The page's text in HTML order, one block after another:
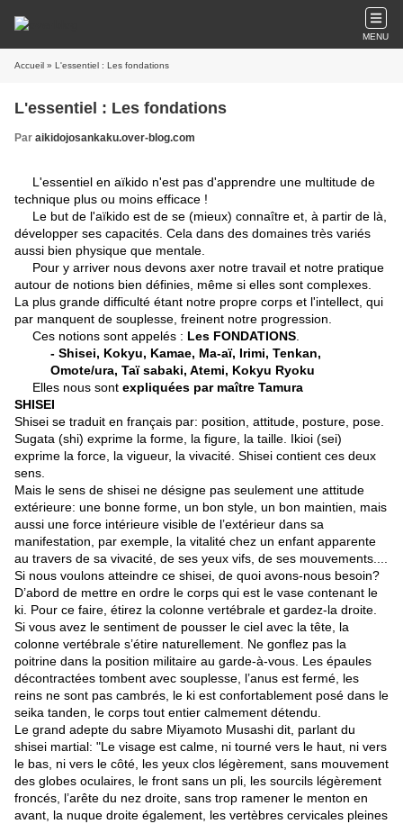
MENU
Accueil » L'essentiel : Les fondations
L'essentiel : Les fondations
Par aikidojosankaku.over-blog.com
L'essentiel en aïkido n'est pas d'apprendre une multitude de
technique plus ou moins efficace !
Le but de l'aïkido est de se (mieux) connaître et, à partir de là,
développer ses capacités. Cela dans des domaines très variés
aussi bien physique que mentale.
Pour y arriver nous devons axer notre travail et notre pratique
autour de notions bien définies, même si elles sont complexes.
La plus grande difficulté étant notre propre corps et l'intellect, qui
par manquent de souplesse, freinent notre progression.
Ces notions sont appelés : Les FONDATIONS
- Shisei, Kokyu, Kamae, Ma-aï, Irimi, Tenkan,
Omote/ura, Taï sabaki, Atemi, Kokyu Ryoku
Elles nous sont expliquées par maître Tamura
SHISEI
Shisei se traduit en français par: position, attitude, posture, pose.
Sugata (shi) exprime la forme, la figure, la taille. Ikioi (sei)
exprime la force, la vigueur, la vivacité. Shisei contient ces deux
sens.
Mais le sens de shisei ne désigne pas seulement une attitude
extérieure: une bonne forme, un bon style, un bon maintien, mais
aussi une force intérieure visible de l’extérieur dans sa
manifestation, par exemple, la vitalité chez un enfant apparente
au travers de sa vivacité, de ses yeux vifs, de ses mouvements....
Si nous voulons atteindre ce shisei, de quoi avons-nous besoin?
D’abord de mettre en ordre le corps qui est le vase contenant le
ki. Pour ce faire, étirez la colonne vertébrale et gardez-la droite.
Si vous avez le sentiment de pousser le ciel avec la tête, la
colonne vertébrale s’étire naturellement. Ne gonflez pas la
poitrine dans la position militaire au garde-à-vous. Les épaules
décontractées tombent avec souplesse, l’anus est fermé, les
reins ne sont pas cambrés, le ki est confortablement posé dans le
seika tanden, le corps tout entier calmement détendu.
Le grand adepte du sabre Miyamoto Musashi dit, parlant du
shisei martial: "Le visage est calme, ni tourné vers le haut, ni vers
le bas, ni vers le côté, les yeux clos légèrement, sans mouvement
des globes oculaires, le front sans un pli, les sourcils légèrement
froncés, l’arête du nez droite, sans trop ramener le menton en
avant, la nuque droite également, les vertèbres cervicales pleines